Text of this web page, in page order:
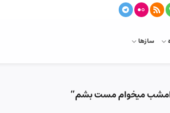
سازها
میخوام مست بشم”